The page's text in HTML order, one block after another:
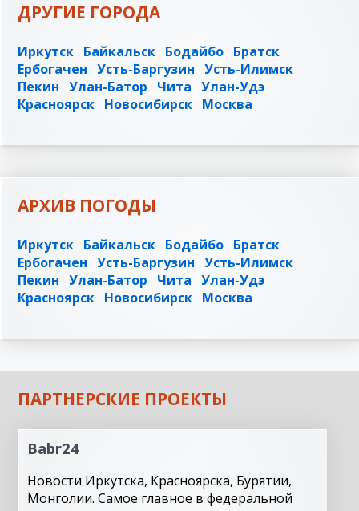
ДРУГИЕ ГОРОДА
Иркутск Байкальск Бодайбо Братск
Ербогачен Усть-Баргузин Усть-Илимск
Пекин Улан-Батор Чита Улан-Удэ
Красноярск Новосибирск Москва
АРХИВ ПОГОДЫ
Иркутск Байкальск Бодайбо Братск
Ербогачен Усть-Баргузин Усть-Илимск
Пекин Улан-Батор Чита Улан-Удэ
Красноярск Новосибирск Москва
ПАРТНЕРСКИЕ ПРОЕКТЫ
Babr24
Новости Иркутска, Красноярска, Бурятии,
Монголии. Самое главное в федеральной